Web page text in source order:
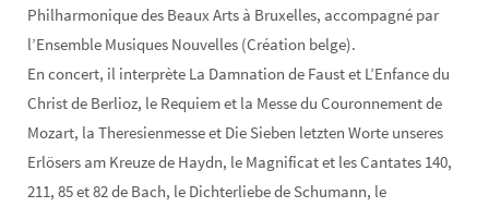
Philharmonique des Beaux Arts à Bruxelles, accompagné par
l’Ensemble Musiques Nouvelles (Création belge).
En concert, il interprète La Damnation de Faust et L’Enfance du
Christ de Berlioz, le Requiem et la Messe du Couronnement de
Mozart, la Theresienmesse et Die Sieben letzten Worte unseres
Erlösers am Kreuze de Haydn, le Magnificat et les Cantates 140,
211, 85 et 82 de Bach, le Dichterliebe de Schumann, le